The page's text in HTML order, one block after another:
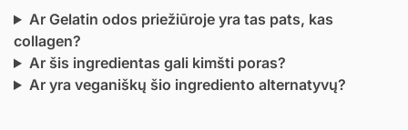
Ar Gelatin odos priežiūroje yra tas pats, kas
collagen?
Ar šis ingredientas gali kimšti poras?
Ar yra veganiškų šio ingrediento alternatyvų?